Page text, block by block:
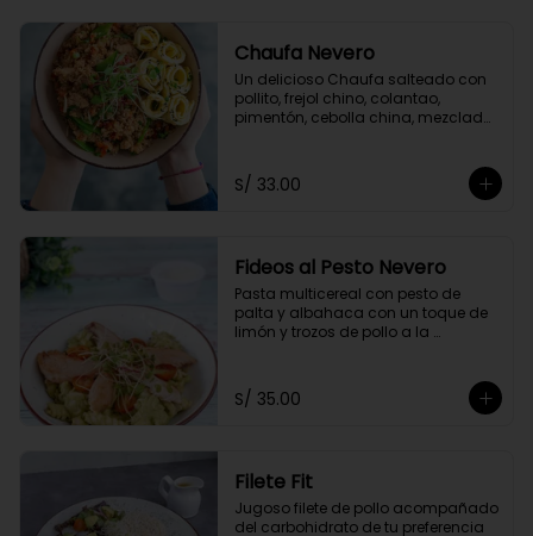
Chaufa Nevero
Un delicioso Chaufa salteado con
pollito, frejol chino, colantao,
pimentón, cebolla china, mezclado
tortilla de huevo
S/ 33.00
Fideos al Pesto Nevero
Pasta multicereal con pesto de
palta y albahaca con un toque de
limón y trozos de pollo a la
parmesano.
S/ 35.00
Filete Fit
Jugoso filete de pollo acompañado
del carbohidrato de tu preferencia